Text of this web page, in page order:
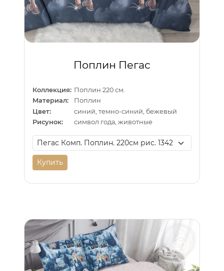
Поплин Пегас
Коллекция: Поплин 220 см.
Материал:
Поплин
Цвет:
синий, темно-синий, бежевый
Рисунок:
символ года, животные
Купить